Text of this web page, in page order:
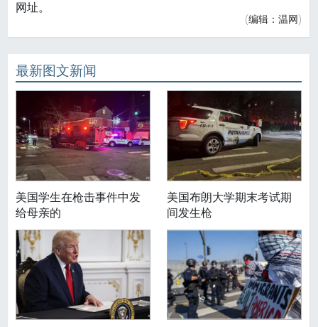
网址。
(编辑：温网)
最新图文新闻
美国学生在枪击事件中发
给母亲的
美国布朗大学期末考试期
间发生枪